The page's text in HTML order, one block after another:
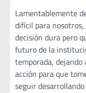
Lamentablemente
difícil para
decisión dura pero
futuro de la
temporada,
acción para que
seguir